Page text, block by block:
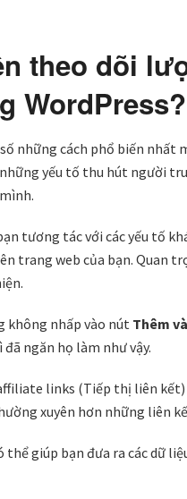
theo dõi
WordPress?
những cách phổ biến nhất
yếu tố thu hút người
tương tác với các yếu tố
trang web của bạn. Quan
không nhấp vào nút Thêm
ngăn họ làm như vậy.
links (Tiếp thị liên
xuyên hơn những liên
giúp bạn đưa ra các dữ